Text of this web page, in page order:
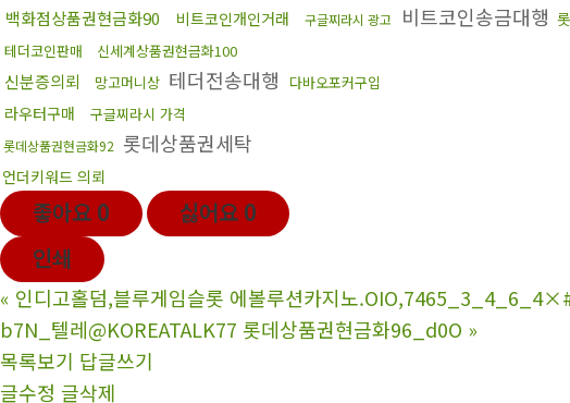
백화점상품권현금화90
비트코인개인거래 구글찌라시 광고 비트코인송금대행
테더코인판매
신세계상품권현금화100
신분증의뢰 망고머니상 테더전송대행 다바오포커구입
라우터구매 구글찌라시 가격
롯데상품권현금화92 롯데상품권세탁
언더키워드 의뢰
좋아요 0 싫어요 0
인쇄
« 인디고홀덤,블루게임슬롯 에볼루션카지노
b7N_텔레@KOREATALK77 롯데상품권현금화96_d0O »
목록보기 답글쓰기
글수정 글삭제